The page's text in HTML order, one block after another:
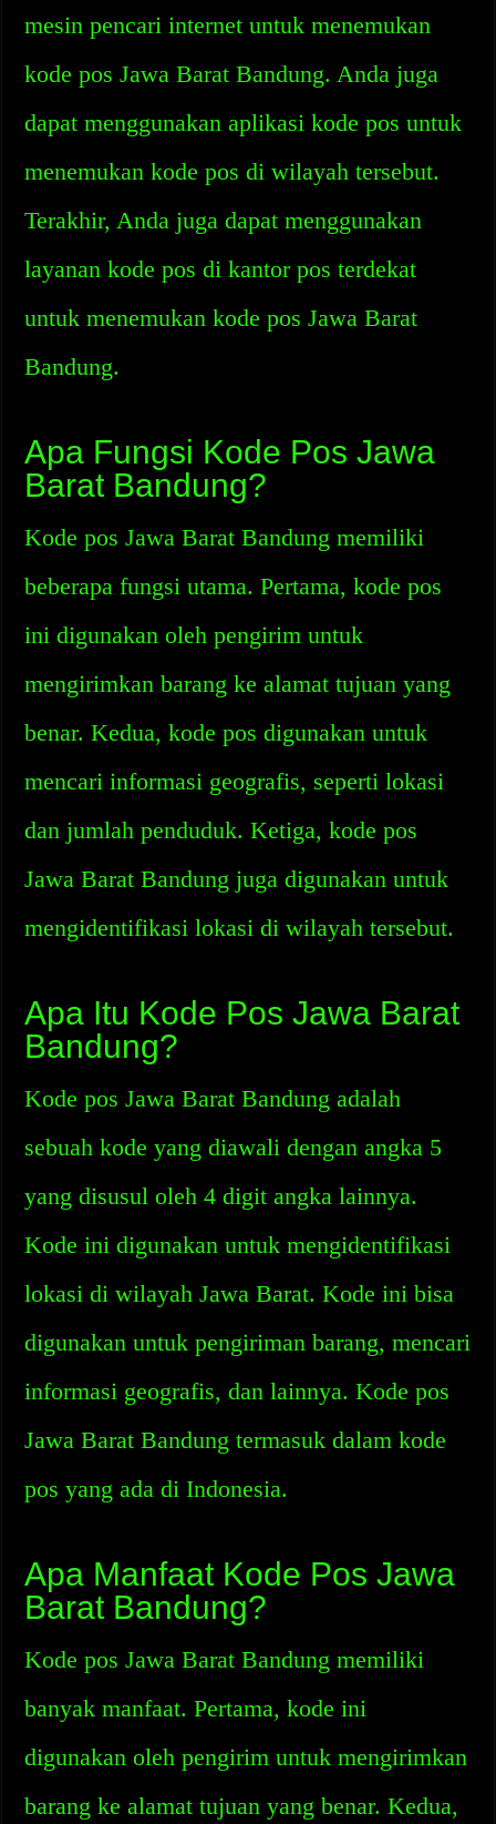
mesin pencari internet untuk menemukan
kode pos Jawa Barat Bandung. Anda juga
dapat menggunakan aplikasi kode pos untuk
menemukan kode pos di wilayah tersebut.
Terakhir, Anda juga dapat menggunakan
layanan kode pos di kantor pos terdekat
untuk menemukan kode pos Jawa Barat
Bandung.
Apa Fungsi Kode Pos Jawa
Barat Bandung?
Kode pos Jawa Barat Bandung memiliki
beberapa fungsi utama. Pertama, kode pos
ini digunakan oleh pengirim untuk
mengirimkan barang ke alamat tujuan yang
benar. Kedua, kode pos digunakan untuk
mencari informasi geografis, seperti lokasi
dan jumlah penduduk. Ketiga, kode pos
Jawa Barat Bandung juga digunakan untuk
mengidentifikasi lokasi di wilayah tersebut.
Apa Itu Kode Pos Jawa Barat
Bandung?
Kode pos Jawa Barat Bandung adalah
sebuah kode yang diawali dengan angka 5
yang disusul oleh 4 digit angka lainnya.
Kode ini digunakan untuk mengidentifikasi
lokasi di wilayah Jawa Barat. Kode ini bisa
digunakan untuk pengiriman barang, mencari
informasi geografis, dan lainnya. Kode pos
Jawa Barat Bandung termasuk dalam kode
pos yang ada di Indonesia.
Apa Manfaat Kode Pos Jawa
Barat Bandung?
Kode pos Jawa Barat Bandung memiliki
banyak manfaat. Pertama, kode ini
digunakan oleh pengirim untuk mengirimkan
barang ke alamat tujuan yang benar. Kedua,